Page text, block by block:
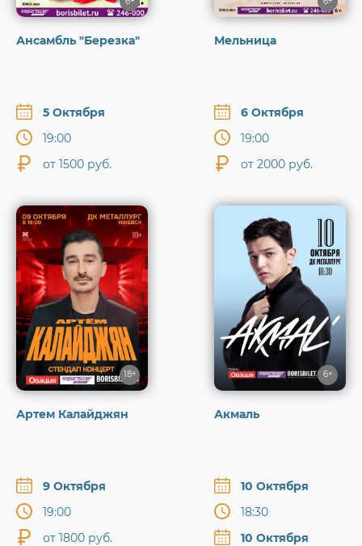
Ансамбль "Березка"
5 Октября
19:00
от 1500 руб.
Мельница
6 Октября
19:00
от 2000 руб.
18+
Артем Калайджян
9 Октября
19:00
от 1800 руб.
6+
Акмаль
10 Октября
18:30
10 Октября